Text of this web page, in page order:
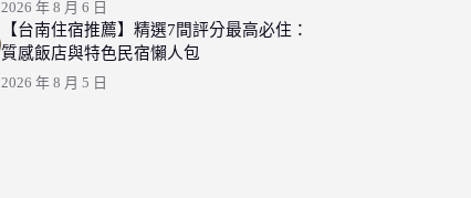
2026 年 8 月 6 日
【台南住宿推薦】精選7間評分最高必住：
質感飯店與特色民宿懶人包
2026 年 8 月 5 日